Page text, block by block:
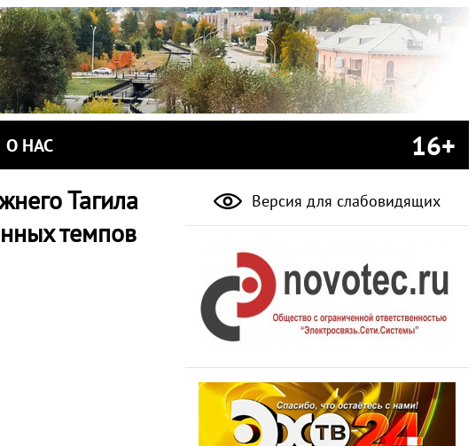
О НАС 16+
Тагила
темпов
Версия для слабовидящих